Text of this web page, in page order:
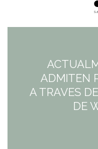
ADMITEN
A TRAVES
DE